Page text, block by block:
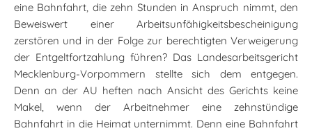
eine Bahnfahrt, die zehn Stunden in Anspruch nimmt, den
Beweiswert einer Arbeitsunfähigkeitsbescheinigung
zerstören und in der Folge zur berechtigten Verweigerung
der Entgeltfortzahlung führen? Das Landesarbeitsgericht
Mecklenburg-Vorpommern stellte sich dem entgegen.
Denn an der AU heften nach Ansicht des Gerichts keine
Makel, wenn der Arbeitnehmer eine zehnstündige
Bahnfahrt in die Heimat unternimmt. Denn eine Bahnfahrt